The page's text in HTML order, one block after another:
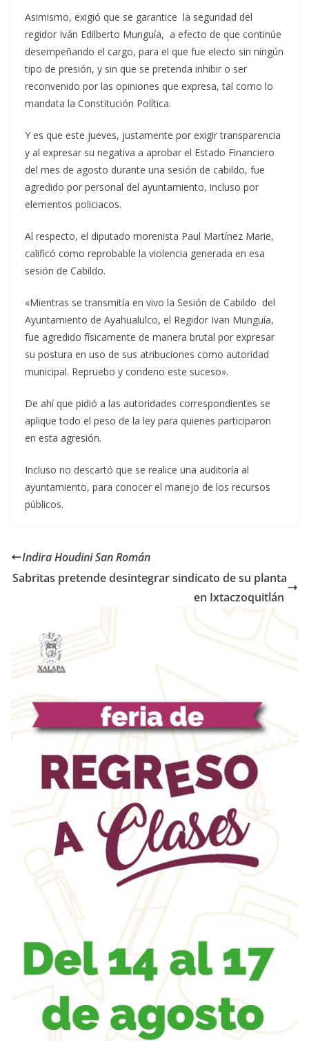
Asimismo, exigió que se garantice la seguridad del
regidor Iván Edilberto Munguía, a efecto de que continúe
desempeñando el cargo, para el que fue electo sin ningún
tipo de presión, y sin que se pretenda inhibir o ser
reconvenido por las opiniones que expresa, tal como lo
mandata la Constitución Política.
Y es que este jueves, justamente por exigir transparencia
y al expresar su negativa a aprobar el Estado Financiero
del mes de agosto durante una sesión de cabildo, fue
agredido por personal del ayuntamiento, incluso por
elementos policiacos.
Al respecto, el diputado morenista Paul Martínez Marie,
calificó como reprobable la violencia generada en esa
sesión de Cabildo.
«Mientras se transmitía en vivo la Sesión de Cabildo del
Ayuntamiento de Ayahualulco, el Regidor Ivan Munguía,
fue agredido físicamente de manera brutal por expresar
su postura en uso de sus atribuciones como autoridad
municipal. Repruebo y condeno este suceso».
De ahí que pidió a las autoridades correspondientes se
aplique todo el peso de la ley para quienes participaron
en esta agresión.
Incluso no descartó que se realice una auditoría al
ayuntamiento, para conocer el manejo de los recursos
públicos.
Indira Houdini San Román
Sabritas pretende desintegrar sindicato de su planta
en Ixtaczoquitlán